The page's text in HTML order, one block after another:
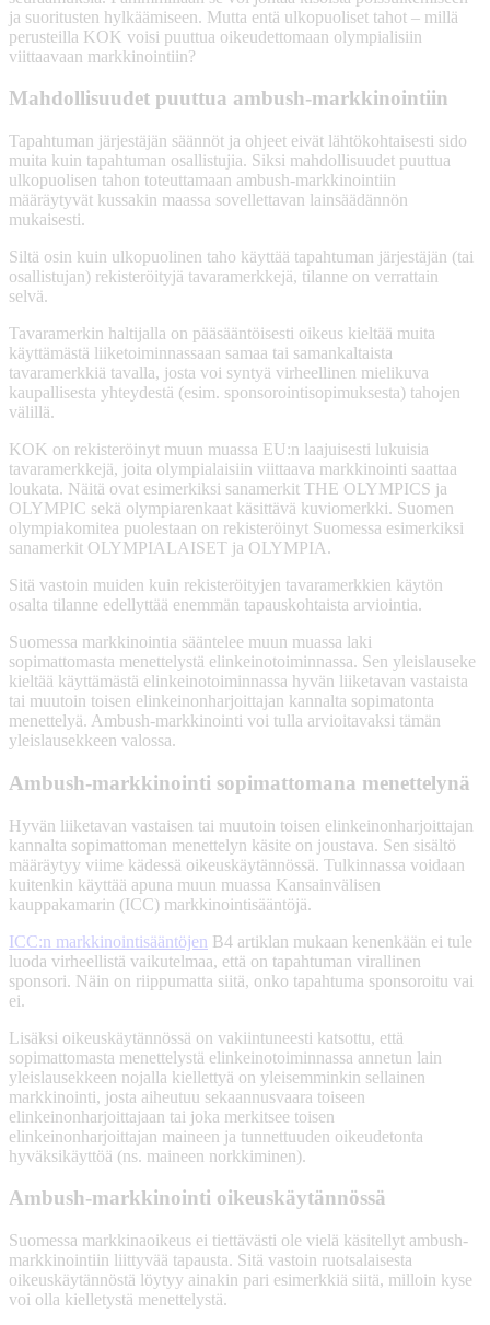
ja suoritusten hylkäämiseen. Mutta entä ulkopuoliset tahot – millä
perusteilla KOK voisi puuttua oikeudettomaan olympialisiin
viittaavaan markkinointiin?
Mahdollisuudet puuttua ambush-markkinointiin
Tapahtuman järjestäjän säännöt ja ohjeet eivät lähtökohtaisesti sido
muita kuin tapahtuman osallistujia. Siksi mahdollisuudet puuttua
ulkopuolisen tahon toteuttamaan ambush-markkinointiin
määräytyvät kussakin maassa sovellettavan lainsäädännön
mukaisesti.
Siltä osin kuin ulkopuolinen taho käyttää tapahtuman järjestäjän (tai
osallistujan) rekisteröityjä tavaramerkkejä, tilanne on verrattain
selvä.
Tavaramerkin haltijalla on pääsääntöisesti oikeus kieltää muita
käyttämästä liiketoiminnassaan samaa tai samankaltaista
tavaramerkkiä tavalla, josta voi syntyä virheellinen mielikuva
kaupallisesta yhteydestä (esim. sponsorointisopimuksesta) tahojen
välillä.
KOK on rekisteröinyt muun muassa EU:n laajuisesti lukuisia
tavaramerkkejä, joita olympialaisiin viittaava markkinointi saattaa
loukata. Näitä ovat esimerkiksi sanamerkit THE OLYMPICS ja
OLYMPIC sekä olympiarenkaat käsittävä kuviomerkki. Suomen
olympiakomitea puolestaan on rekisteröinyt Suomessa esimerkiksi
sanamerkit OLYMPIALAISET ja OLYMPIA.
Sitä vastoin muiden kuin rekisteröityjen tavaramerkkien käytön
osalta tilanne edellyttää enemmän tapauskohtaista arviointia.
Suomessa markkinointia sääntelee muun muassa laki
sopimattomasta menettelystä elinkeinotoiminnassa. Sen yleislauseke
kieltää käyttämästä elinkeinotoiminnassa hyvän liiketavan vastaista
tai muutoin toisen elinkeinonharjoittajan kannalta sopimatonta
menettelyä. Ambush-markkinointi voi tulla arvioitavaksi tämän
yleislausekkeen valossa.
Ambush-markkinointi sopimattomana menettelynä
Hyvän liiketavan vastaisen tai muutoin toisen elinkeinonharjoittajan
kannalta sopimattoman menettelyn käsite on joustava. Sen sisältö
määräytyy viime kädessä oikeuskäytännössä. Tulkinnassa voidaan
kuitenkin käyttää apuna muun muassa Kansainvälisen
kauppakamarin (ICC) markkinointisääntöjä.
ICC:n markkinointisääntöjen B4 artiklan mukaan kenenkään ei tule
luoda virheellistä vaikutelmaa, että on tapahtuman virallinen
sponsori. Näin on riippumatta siitä, onko tapahtuma sponsoroitu vai
ei.
Lisäksi oikeuskäytännössä on vakiintuneesti katsottu, että
sopimattomasta menettelystä elinkeinotoiminnassa annetun lain
yleislausekkeen nojalla kiellettyä on yleisemminkin sellainen
markkinointi, josta aiheutuu sekaannusvaara toiseen
elinkeinonharjoittajaan tai joka merkitsee toisen
elinkeinonharjoittajan maineen ja tunnettuuden oikeudetonta
hyväksikäyttöä (ns. maineen norkkiminen).
Ambush-markkinointi oikeuskäytännössä
Suomessa markkinaoikeus ei tiettävästi ole vielä käsitellyt ambush-
markkinointiin liittyvää tapausta. Sitä vastoin ruotsalaisesta
oikeuskäytännöstä löytyy ainakin pari esimerkkiä siitä, milloin kyse
voi olla kielletystä menettelystä.